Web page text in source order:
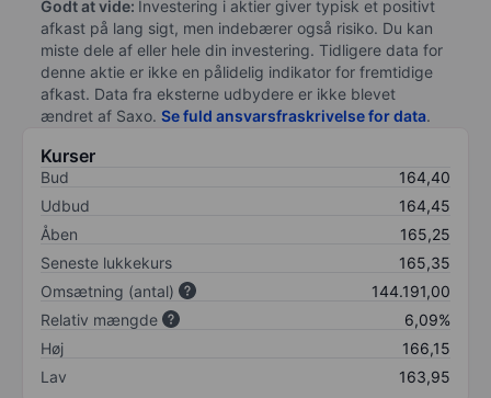
Godt at vide: Investering i aktier giver typisk et positivt
afkast på lang sigt, men indebærer også risiko. Du kan
miste dele af eller hele din investering. Tidligere data for
denne aktie er ikke en pålidelig indikator for fremtidige
afkast. Data fra eksterne udbydere er ikke blevet
ændret af Saxo. Se fuld ansvarsfraskrivelse for data.
Kurser
Bud
164,40
Udbud
164,45
Åben
165,25
Seneste lukkekurs
165,35
Omsætning (antal)
144.191,00
Relativ mængde
6,09%
Høj
166,15
Lav
163,95